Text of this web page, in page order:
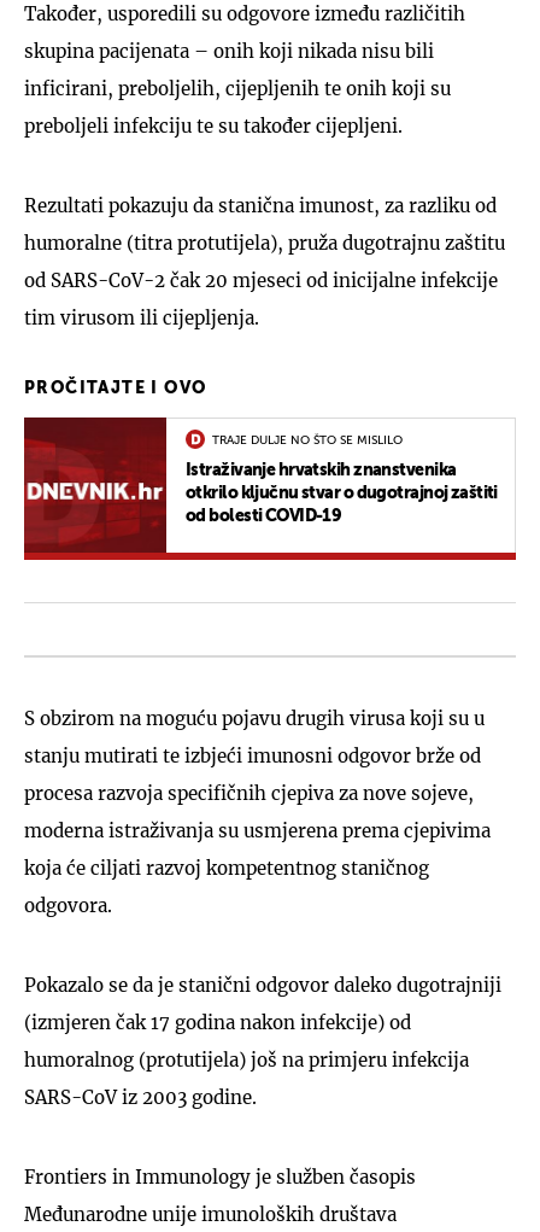
Također, usporedili su odgovore između različitih
skupina pacijenata – onih koji nikada nisu bili
inficirani, preboljelih, cijepljenih te onih koji su
preboljeli infekciju te su također cijepljeni.
Rezultati pokazuju da stanična imunost, za razliku od
humoralne (titra protutijela), pruža dugotrajnu zaštitu
od SARS-CoV-2 čak 20 mjeseci od inicijalne infekcije
tim virusom ili cijepljenja.
PROČITAJTE I OVO
TRAJE DULJE NO ŠTO SE MISLILO
Istraživanje hrvatskih znanstvenika
otkrilo ključnu stvar o dugotrajnoj zaštiti
od bolesti COVID-19
S obzirom na moguću pojavu drugih virusa koji su u
stanju mutirati te izbjeći imunosni odgovor brže od
procesa razvoja specifičnih cjepiva za nove sojeve,
moderna istraživanja su usmjerena prema cjepivima
koja će ciljati razvoj kompetentnog staničnog
odgovora.
Pokazalo se da je stanični odgovor daleko dugotrajniji
(izmjeren čak 17 godina nakon infekcije) od
humoralnog (protutijela) još na primjeru infekcija
SARS-CoV iz 2003 godine.
Frontiers in Immunology je služben časopis
Međunarodne unije imunoloških društava